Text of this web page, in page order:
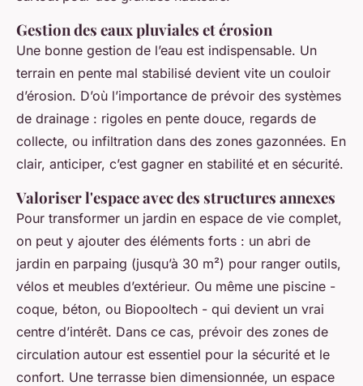
Gestion des eaux pluviales et érosion
Une bonne gestion de l’eau est indispensable. Un
terrain en pente mal stabilisé devient vite un couloir
d’érosion. D’où l’importance de prévoir des systèmes
de drainage : rigoles en pente douce, regards de
collecte, ou infiltration dans des zones gazonnées. En
clair, anticiper, c’est gagner en stabilité et en sécurité.
Valoriser l'espace avec des structures annexes
Pour transformer un jardin en espace de vie complet,
on peut y ajouter des éléments forts : un abri de
jardin en parpaing (jusqu’à 30 m²) pour ranger outils,
vélos et meubles d’extérieur. Ou même une piscine -
coque, béton, ou Biopooltech - qui devient un vrai
centre d’intérêt. Dans ce cas, prévoir des zones de
circulation autour est essentiel pour la sécurité et le
confort. Une terrasse bien dimensionnée, un espace